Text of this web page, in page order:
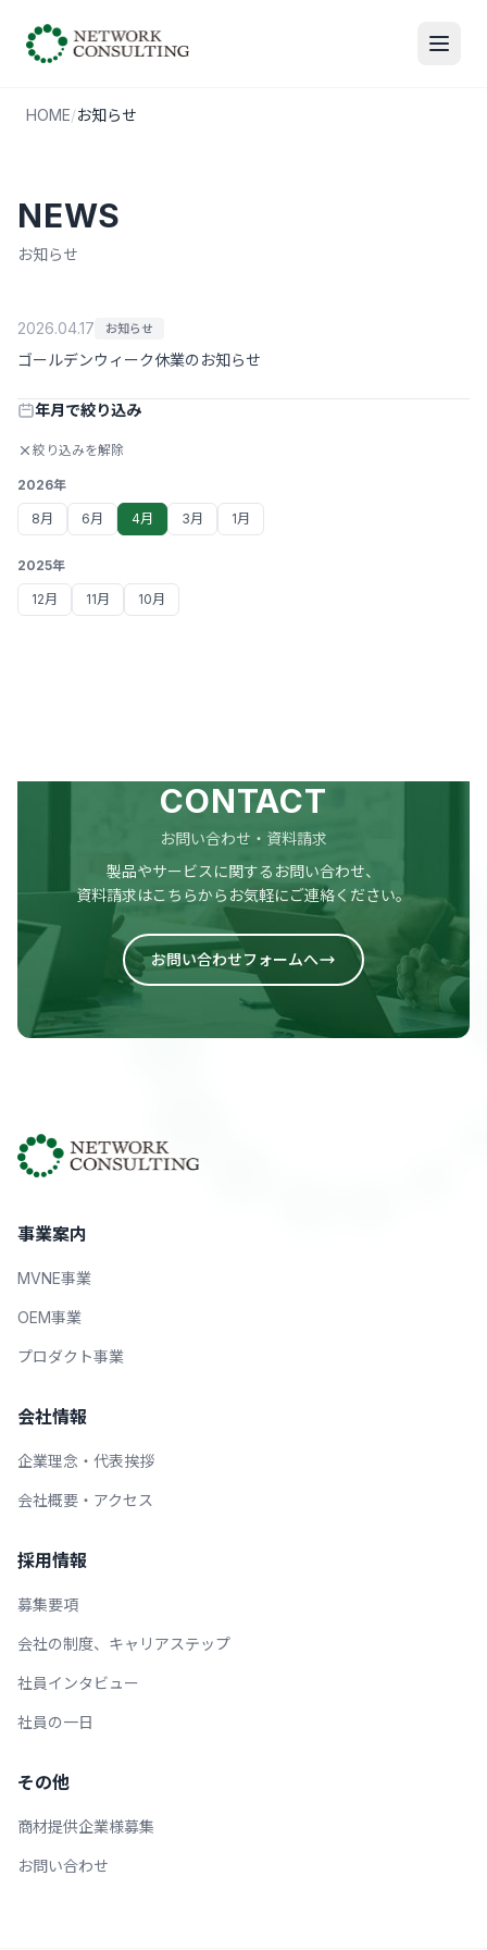
HOME/お知らせ
NEWS
お知らせ
2026.04.17 お知らせ
ゴールデンウィーク休業のお知らせ
年月で絞り込み
絞り込みを解除
2026年
8月 6月 4月 3月 1月
2025年
12月 11月 10月
CONTACT
お問い合わせ・資料請求
製品やサービスに関するお問い合わせ、
資料請求はこちらからお気軽にご連絡ください。
お問い合わせフォームへ
事業案内
MVNE事業
OEM事業
プロダクト事業
会社情報
企業理念・代表挨拶
会社概要・アクセス
採用情報
募集要項
会社の制度、キャリアステップ
社員インタビュー
社員の一日
その他
商材提供企業様募集
お問い合わせ